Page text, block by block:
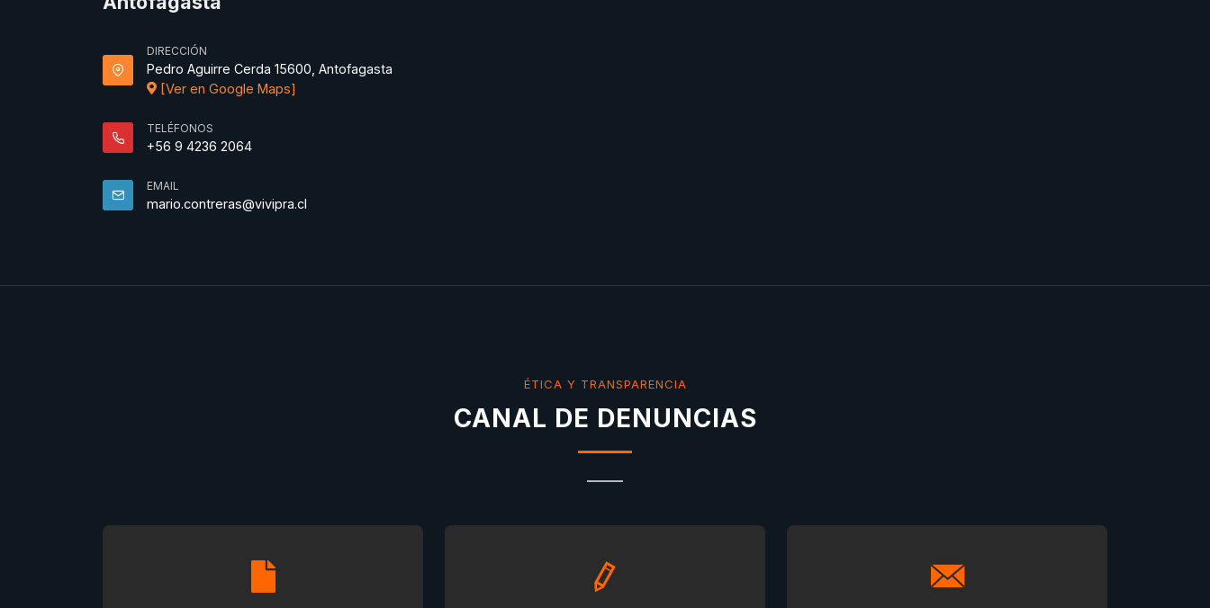
DIRECCIÓN
Pedro Aguirre Cerda 15600, Antofagasta
[Ver en Google Maps]
TELÉFONOS
+56 9 4236 2064
EMAIL
mario.contreras@vivipra.cl
ÉTICA Y TRANSPARENCIA
CANAL DE DENUNCIAS